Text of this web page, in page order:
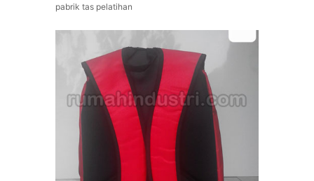
pabrik tas pelatihan